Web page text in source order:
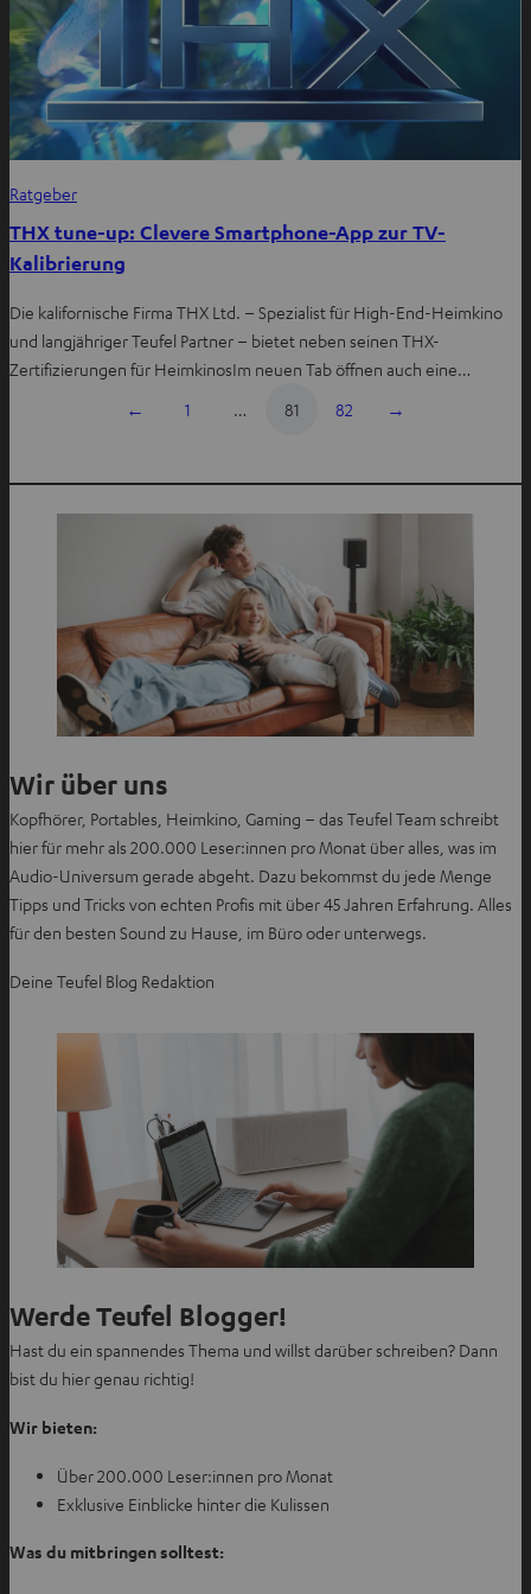
Ratgeber
THX tune-up: Clevere Smartphone-App zur TV-
Kalibrierung
Die kalifornische Firma THX Ltd. – Spezialist für High-End-Heimkino
und langjähriger Teufel Partner – bietet neben seinen THX-
Zertifizierungen für HeimkinosIm neuen Tab öffnen auch eine…
←
1 … 81 82 →
Wir über uns
Kopfhörer, Portables, Heimkino, Gaming – das Teufel Team schreibt
hier für mehr als 200.000 Leser:innen pro Monat über alles, was im
Audio-Universum gerade abgeht. Dazu bekommst du jede Menge
Tipps und Tricks von echten Profis mit über 45 Jahren Erfahrung. Alles
für den besten Sound zu Hause, im Büro oder unterwegs.
Deine Teufel Blog Redaktion
Werde Teufel Blogger!
Hast du ein spannendes Thema und willst darüber schreiben? Dann
bist du hier genau richtig!
Wir bieten:
Über 200.000 Leser:innen pro Monat
Exklusive Einblicke hinter die Kulissen
Was du mitbringen solltest: